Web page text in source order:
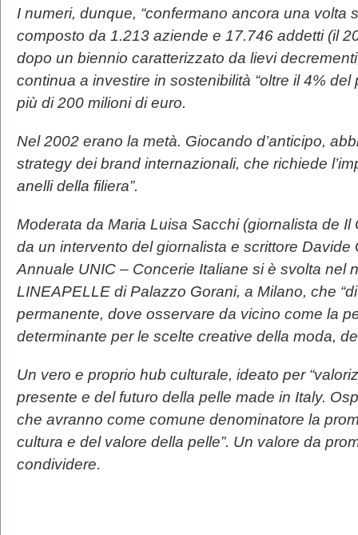
I numeri, dunque, “confermano ancora una volta
composto da 1.213 aziende e 17.746 addetti (il
dopo un biennio caratterizzato da lievi
continua a investire in sostenibilità “oltre il 4%
più di 200 milioni di euro.
Nel 2002 erano la metà. Giocando d’anticipo,
strategy dei brand internazionali, che richiede
anelli della filiera”.
Moderata da Maria Luisa Sacchi (giornalista de Il
da un intervento del giornalista e scrittore Davide
Annuale UNIC – Concerie Italiane si è svolta nel
LINEAPELLE di Palazzo Gorani, a Milano, che
permanente, dove osservare da vicino come la
determinante per le scelte creative della moda,
Un vero e proprio hub culturale, ideato per
presente e del futuro della pelle made in Italy.
che avranno come comune denominatore la
cultura e del valore della pelle”. Un valore da
condividere.